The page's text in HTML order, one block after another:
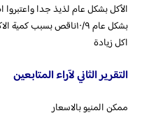
الأكل بشكل عام لذيذ جدا
بشكل عام ١٠/٩ناقص بسبب
اكل زيادة
التقرير الثاني لآراء المتابعين
ممكن المنيو بالاسعار